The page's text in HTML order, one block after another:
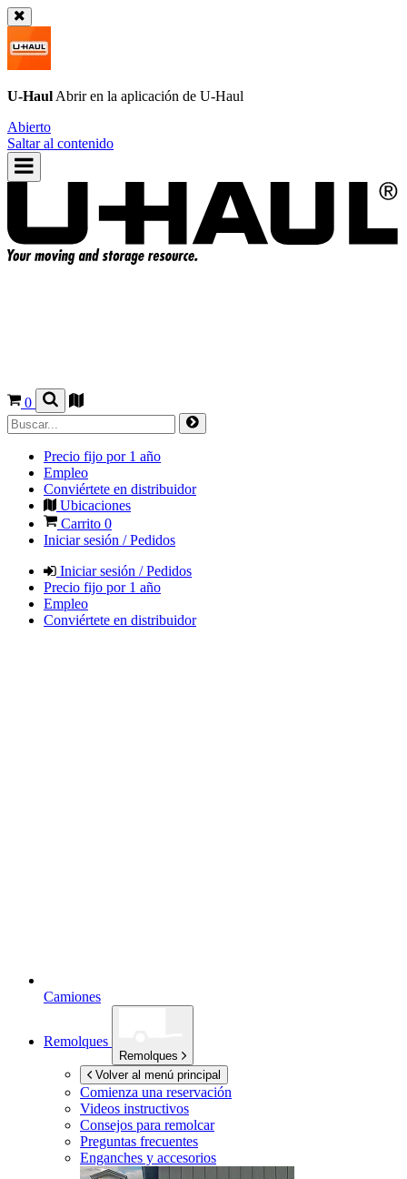
U-Haul Abrir en la aplicación de U-Haul
Abierto
Saltar al contenido
0
Precio fijo por 1 año
Empleo
Conviértete en distribuidor
Ubicaciones
Carrito 0
Iniciar sesión / Pedidos
Iniciar sesión / Pedidos
Precio fijo por 1 año
Empleo
Conviértete en distribuidor
Camiones
Remolques
Remolques
Volver al menú principal
Comienza una reservación
Videos instructivos
Consejos para remolcar
Preguntas frecuentes
Enganches y accesorios